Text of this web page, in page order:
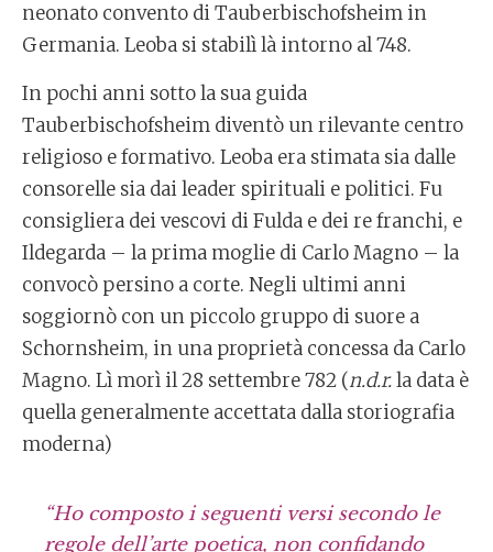
neonato convento di Tauberbischofsheim in
Germania. Leoba si stabilì là intorno al 748.
In pochi anni sotto la sua guida
Tauberbischofsheim diventò un rilevante centro
religioso e formativo. Leoba era stimata sia dalle
consorelle sia dai leader spirituali e politici. Fu
consigliera dei vescovi di Fulda e dei re franchi, e
Ildegarda – la prima moglie di Carlo Magno – la
convocò persino a corte. Negli ultimi anni
soggiornò con un piccolo gruppo di suore a
Schornsheim, in una proprietà concessa da Carlo
Magno. Lì morì il 28 settembre 782 (n.d.r.la data è
quella generalmente accettata dalla storiografia
moderna)
“Ho composto i seguenti versi secondo le
regole dell’arte poetica, non confidando